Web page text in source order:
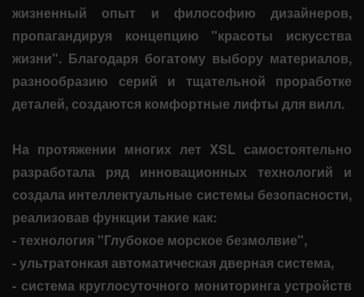
жизненный опыт и философию дизайнеров,
пропагандируя концепцию "красоты искусства
жизни". Благодаря богатому выбору материалов,
разнообразию серий и тщательной проработке
деталей, создаются комфортные лифты для вилл.
На протяжении многих лет XSL самостоятельно
разработала ряд инновационных технологий и
создала интеллектуальные системы безопасности,
реализовав функции такие как:
- технология "Глубокое морское безмолвие",
- ультратонкая автоматическая дверная система,
- система круглосуточного мониторинга устройств